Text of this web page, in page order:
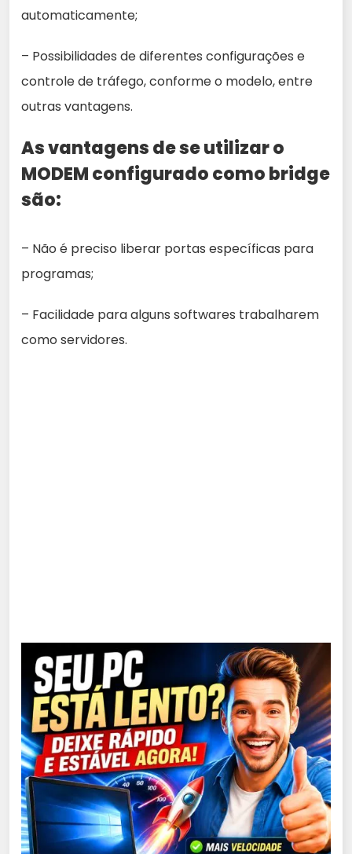
automaticamente;
– Possibilidades de diferentes configurações e
controle de tráfego, conforme o modelo, entre
outras vantagens.
As vantagens de se utilizar o
MODEM configurado como bridge
são:
– Não é preciso liberar portas específicas para
programas;
– Facilidade para alguns softwares trabalharem
como servidores.